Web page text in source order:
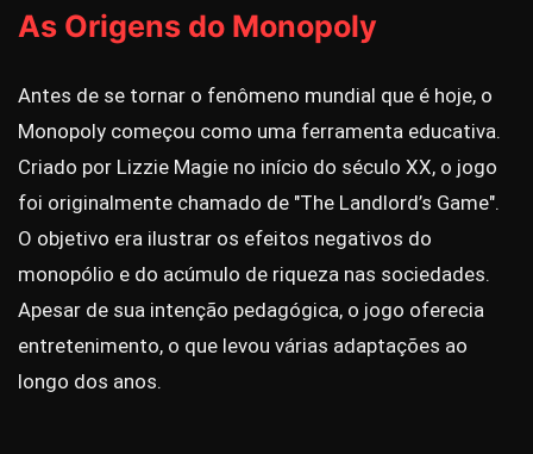
As Origens do Monopoly
Antes de se tornar o fenômeno mundial que é hoje, o
Monopoly começou como uma ferramenta educativa.
Criado por Lizzie Magie no início do século XX, o jogo
foi originalmente chamado de "The Landlord’s Game".
O objetivo era ilustrar os efeitos negativos do
monopólio e do acúmulo de riqueza nas sociedades.
Apesar de sua intenção pedagógica, o jogo oferecia
entretenimento, o que levou várias adaptações ao
longo dos anos.